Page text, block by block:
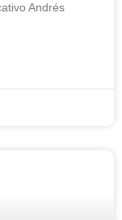
Andrés